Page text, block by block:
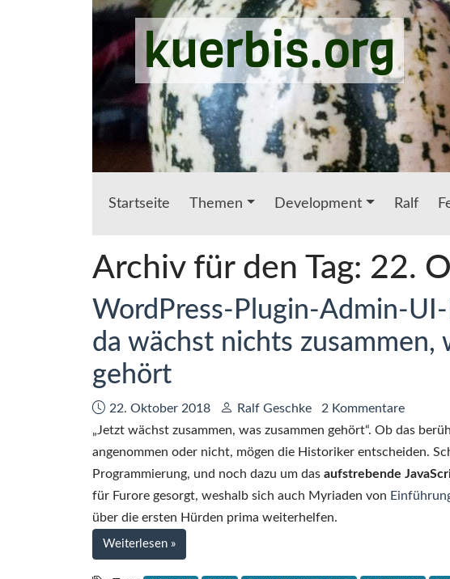
Zum Hauptinhalt springenkuerbis.org
Startseite Themen Development Ralf
Archiv für den Tag: 22.
WordPress-Plugin-Admin-
da wächst nichts zusammen,
gehört
Datum:
22. Oktober 2018 Autor:
Ralf Geschke
2 Kommentare
„Jetzt wächst zusammen, was zusammen gehört“. Ob das
angenommen oder nicht, mögen die Historiker entscheiden.
Programmierung, und noch dazu um das aufstrebende
für Furore gesorgt, weshalb sich auch Myriaden von
über die ersten Hürden prima weiterhelfen.
Weiterlesen bei
WordPress-
»